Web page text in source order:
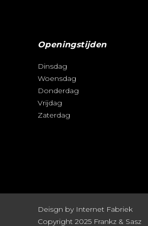
Openingstijden
Dinsdag
Woensdag
Donderdag
Vrijdag
Zaterdag
Deisgn by Internet Fabriek
Copyright 2025 Frankz & Sasz